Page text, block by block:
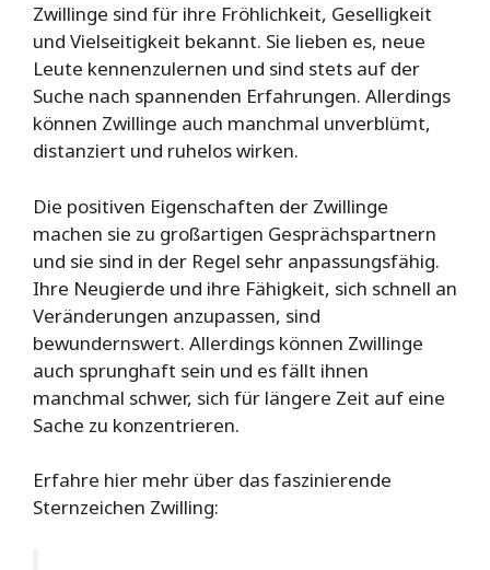
Zwillinge sind für ihre Fröhlichkeit, Geselligkeit
und Vielseitigkeit bekannt. Sie lieben es, neue
Leute kennenzulernen und sind stets auf der
Suche nach spannenden Erfahrungen. Allerdings
können Zwillinge auch manchmal unverblümt,
distanziert und ruhelos wirken.
Die positiven Eigenschaften der Zwillinge
machen sie zu großartigen Gesprächspartnern
und sie sind in der Regel sehr anpassungsfähig.
Ihre Neugierde und ihre Fähigkeit, sich schnell an
Veränderungen anzupassen, sind
bewundernswert. Allerdings können Zwillinge
auch sprunghaft sein und es fällt ihnen
manchmal schwer, sich für längere Zeit auf eine
Sache zu konzentrieren.
Erfahre hier mehr über das faszinierende
Sternzeichen Zwilling: